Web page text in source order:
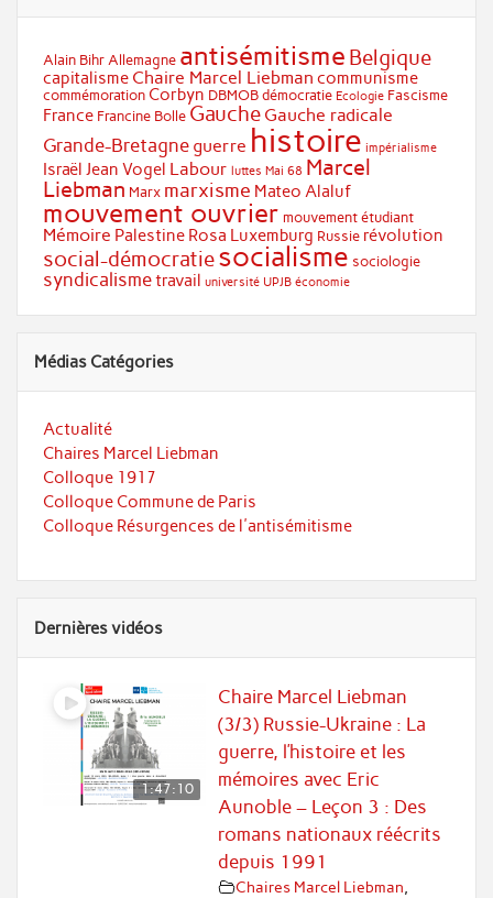
Alain Bihr Allemagne antisémitisme Belgique
capitalisme Chaire Marcel Liebman communisme
commémoration Corbyn DBMOB démocratie Ecologie Fascisme
France Francine Bolle Gauche Gauche radicale
Grande-Bretagne guerre histoire impérialisme
Israël Jean Vogel Labour luttes Mai 68 Marcel
Liebman Marx marxisme Mateo Alaluf
mouvement ouvrier mouvement étudiant
Mémoire Palestine Rosa Luxemburg Russie révolution
social-démocratiesocialisme sociologie
syndicalismetravail université UPJB économie
Médias Catégories
Actualité
Chaires Marcel Liebman
Colloque 1917
Colloque Commune de Paris
Colloque Résurgences de l'antisémitisme
Dernières vidéos
1:47:10
Chaire Marcel Liebman
(3/3) Russie-Ukraine : La
guerre, l’histoire et les
mémoires avec Eric
Aunoble – Leçon 3 : Des
romans nationaux réécrits
depuis 1991
Chaires Marcel Liebman